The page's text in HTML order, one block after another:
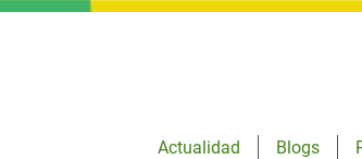
Actualidad
Blogs